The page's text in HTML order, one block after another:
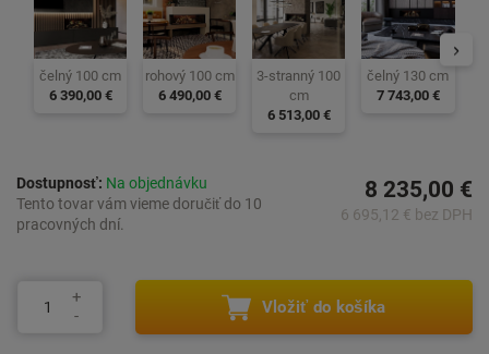
čelný 100 cm
6 390,00 €
rohový 100 cm
6 490,00 €
3-stranný 100
cm
6 513,00 €
čelný 130 cm
7 743,00 €
Dostupnosť: Na objednávku
Tento tovar vám vieme doručiť do 10
pracovných dní.
8 235,00 €
6 695,12 € bez DPH
Vložiť do košíka